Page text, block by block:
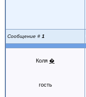
Сообщение # 1
Коля �
гость